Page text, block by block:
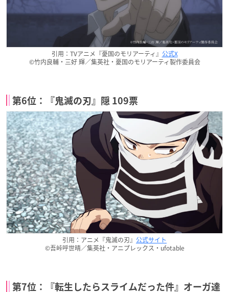
引用：TVアニメ『憂国のモリアーティ』 公式X
©竹内良輔・三好 輝／集英社・憂国のモリアーティ製作委員会
第6位：『鬼滅の刃』隠 109票
引用：アニメ『鬼滅の刃』 公式サイト
©吾峠呼世晴／集英社・アニプレックス・ufotable
第7位：『転生したらスライムだった件』オーガ達